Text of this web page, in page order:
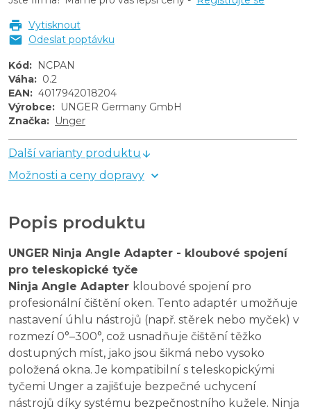
Vytisknout
Odeslat poptávku
Kód: NCPAN
Váha: 0.2
EAN: 4017942018204
Výrobce: UNGER Germany GmbH
Značka: Unger
Další varianty produktu
Možnosti a ceny dopravy
Popis produktu
UNGER Ninja Angle Adapter - kloubové spojení
pro teleskopické tyče
Ninja Angle Adapter kloubové spojení pro
profesionální čištění oken. Tento adaptér umožňuje
nastavení úhlu nástrojů (např. stěrek nebo myček) v
rozmezí 0°–300°, což usnadňuje čištění těžko
dostupných míst, jako jsou šikmá nebo vysoko
položená okna. Je kompatibilní s teleskopickými
tyčemi Unger a zajišťuje bezpečné uchycení
nástrojů díky systému bezpečnostního kužele. Ninja